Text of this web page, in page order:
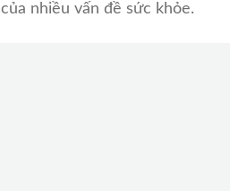
của nhiều vấn đề sức khỏe.